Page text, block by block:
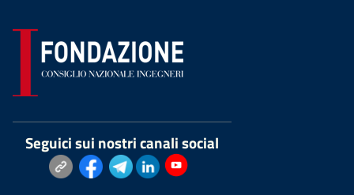
Seguici sui nostri canali social